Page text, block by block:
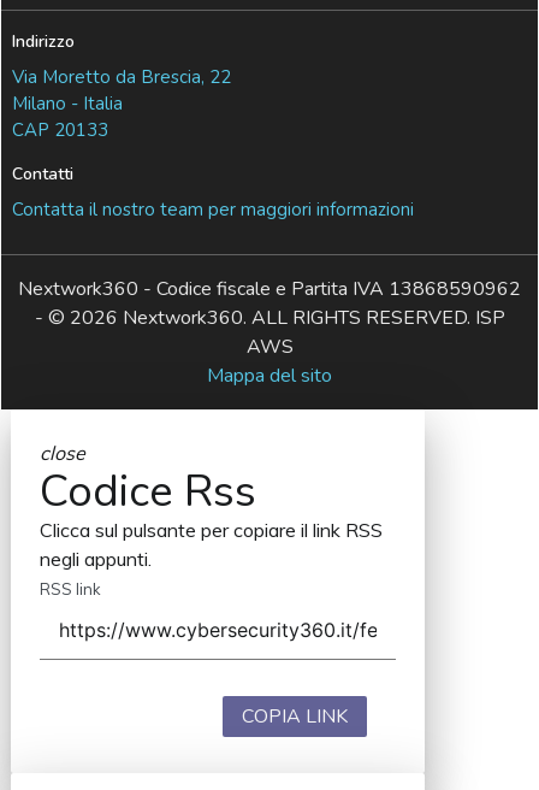
Indirizzo
Via Moretto da Brescia, 22
Milano - Italia
CAP 20133
Contatti
Contatta il nostro team per maggiori informazioni
Nextwork360 - Codice fiscale e Partita IVA 13868590962
- © 2026 Nextwork360. ALL RIGHTS RESERVED. ISP
AWS
Mappa del sito
close
Codice Rss
Clicca sul pulsante per copiare il link RSS
negli appunti.
RSS link
COPIA LINK